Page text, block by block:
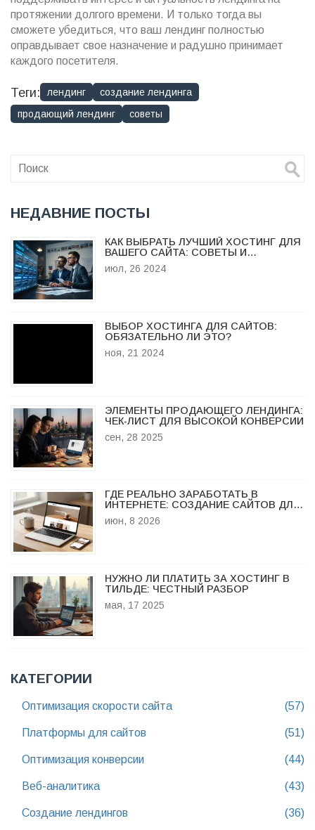
протяжении долгого времени. И только тогда вы
сможете убедиться, что ваш лендинг полностью
оправдывает свое назначение и радушно принимает
каждого посетителя.
Теги: лендинг
создание лендинга
продающий лендинг
советы
НЕДАВНИЕ ПОСТЫ
КАК ВЫБРАТЬ ЛУЧШИЙ ХОСТИНГ ДЛЯ
ВАШЕГО САЙТА: СОВЕТЫ И
РЕКОМЕНДАЦИИ
июл, 26 2024
ВЫБОР ХОСТИНГА ДЛЯ САЙТОВ:
ОБЯЗАТЕЛЬНО ЛИ ЭТО?
ноя, 21 2024
ЭЛЕМЕНТЫ ПРОДАЮЩЕГО ЛЕНДИНГА:
ЧЕК‑ЛИСТ ДЛЯ ВЫСОКОЙ КОНВЕРСИИ
сен, 28 2025
ГДЕ РЕАЛЬНО ЗАРАБОТАТЬ В
ИНТЕРНЕТЕ: СОЗДАНИЕ САЙТОВ ДЛЯ
МАЛОГО БИЗНЕСА
июн, 8 2026
НУЖНО ЛИ ПЛАТИТЬ ЗА ХОСТИНГ В
ТИЛЬДЕ: ЧЕСТНЫЙ РАЗБОР
мая, 17 2025
КАТЕГОРИИ
Оптимизация скорости сайта (57)
Платформы для сайтов (51)
Оптимизация конверсии (44)
Веб-аналитика (43)
Создание лендингов (36)